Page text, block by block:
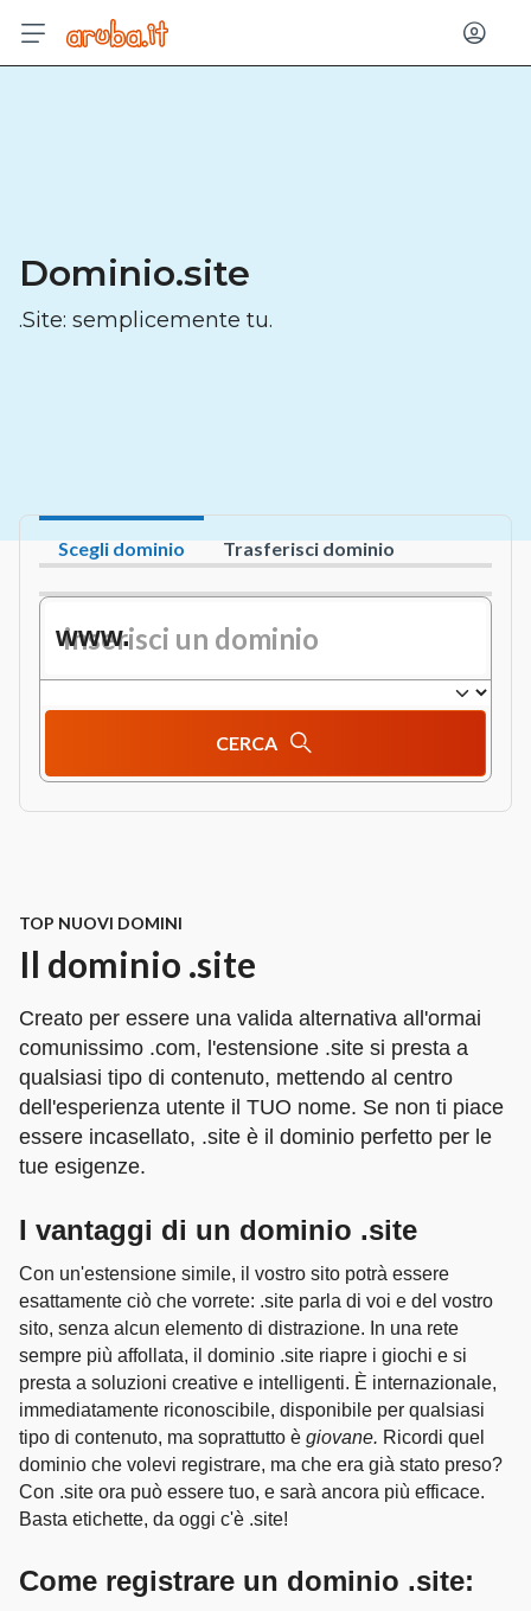
Dominio.site
.Site: semplicemente tu.
Scegli dominio Trasferisci dominio
www.
CERCA
TOP NUOVI DOMINI
Il dominio .site
Creato per essere una valida alternativa all'ormai
comunissimo .com, l'estensione .site si presta a
qualsiasi tipo di contenuto, mettendo al centro
dell'esperienza utente il TUO nome. Se non ti piace
essere incasellato, .site è il dominio perfetto per le
tue esigenze.
I vantaggi di un dominio .site
Con un'estensione simile, il vostro sito potrà essere
esattamente ciò che vorrete: .site parla di voi e del vostro
sito, senza alcun elemento di distrazione. In una rete
sempre più affollata, il dominio .site riapre i giochi e si
presta a soluzioni creative e intelligenti. È internazionale,
immediatamente riconoscibile, disponibile per qualsiasi
tipo di contenuto, ma soprattutto è giovane. Ricordi quel
dominio che volevi registrare, ma che era già stato preso?
Con .site ora può essere tuo, e sarà ancora più efficace.
Basta etichette, da oggi c'è .site!
Come registrare un dominio .site: